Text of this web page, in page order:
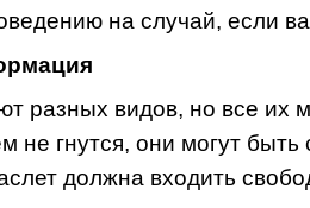
на случай, если
разных видов, но все их
не гнутся, они могут
должна входить